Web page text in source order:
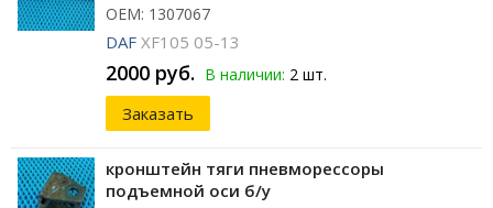
ОЕМ: 1307067
DAF XF105 05-13
2000 руб. В наличии: 2 шт.
Заказать
кронштейн тяги пневморессоры
подъемной оси б/у